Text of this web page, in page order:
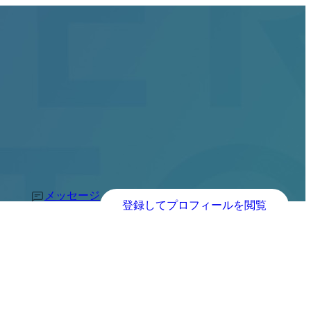
メッセージ
登録してプロフィールを閲覧